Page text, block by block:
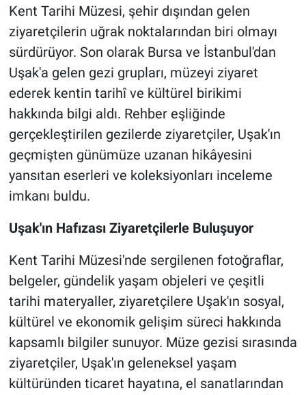
Kent Tarihi Müzesi, şehir dışından gelen
ziyaretçilerin uğrak noktalarından biri olmayı
sürdürüyor. Son olarak Bursa ve İstanbul'dan
Uşak'a gelen gezi grupları, müzeyi ziyaret
ederek kentin tarihî ve kültürel birikimi
hakkında bilgi aldı. Rehber eşliğinde
gerçekleştirilen gezilerde ziyaretçiler, Uşak'ın
geçmişten günümüze uzanan hikâyesini
yansıtan eserleri ve koleksiyonları inceleme
imkanı buldu.
Uşak'ın Hafızası Ziyaretçilerle Buluşuyor
Kent Tarihi Müzesi'nde sergilenen fotoğraflar,
belgeler, gündelik yaşam objeleri ve çeşitli
tarihi materyaller, ziyaretçilere Uşak'ın sosyal,
kültürel ve ekonomik gelişim süreci hakkında
kapsamlı bilgiler sunuyor. Müze gezisi sırasında
ziyaretçiler, Uşak'ın geleneksel yaşam
kültüründen ticaret hayatına, el sanatlarından